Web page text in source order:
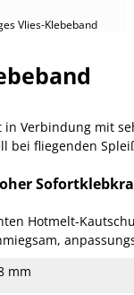
Vlies-Klebeband
Verbindung mit
bei fliegenden
Hotmelt-
70 g
mm